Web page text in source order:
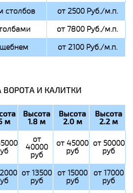
столбов
от 2500 Руб./м.п.
от 7800 Руб./м.п.
от 2100 Руб./м.п.
И КАЛИТКИ
м
Высота
1.8 м
Высота
2.0 м
Высота
2.2 м
от
40000
руб
от 45000
руб
от 50000
руб
от 13500
руб
от 15000
руб
от 17000
руб